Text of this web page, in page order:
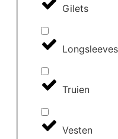
Gilets
Longsleeves
Truien
Vesten